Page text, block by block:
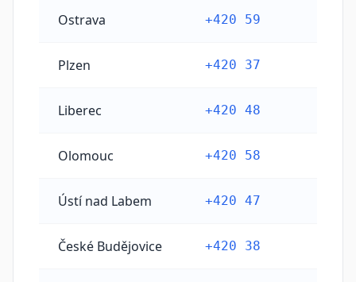
Ostrava +420 59
Plzen +420 37
Liberec +420 48
Olomouc +420 58
Ústí nad Labem +420 47
České Budějovice +420 38